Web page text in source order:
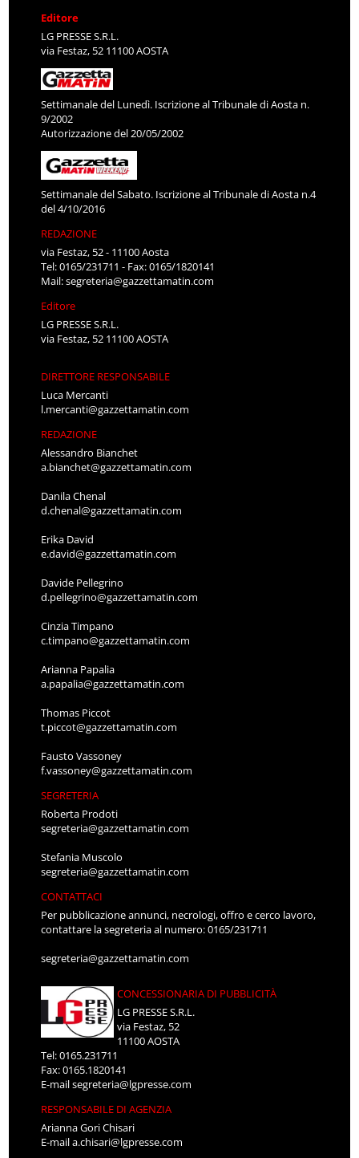
Editore
LG PRESSE S.R.L.
via Festaz, 52 11100 AOSTA
Settimanale del Lunedì. Iscrizione al Tribunale di Aosta n.
9/2002
Autorizzazione del 20/05/2002
Settimanale del Sabato. Iscrizione al Tribunale di Aosta n.4
del 4/10/2016
REDAZIONE
via Festaz, 52 - 11100 Aosta
Tel: 0165/231711 - Fax: 0165/1820141
Mail:segreteria@gazzettamatin.com
Editore
LG PRESSE S.R.L.
via Festaz, 52 11100 AOSTA
DIRETTORE RESPONSABILE
Luca Mercanti
l.mercanti@gazzettamatin.com
REDAZIONE
Alessandro Bianchet
a.bianchet@gazzettamatin.com
Danila Chenal
d.chenal@gazzettamatin.com
Erika David
e.david@gazzettamatin.com
Davide Pellegrino
d.pellegrino@gazzettamatin.com
Cinzia Timpano
c.timpano@gazzettamatin.com
Arianna Papalia
a.papalia@gazzettamatin.com
Thomas Piccot
t.piccot@gazzettamatin.com
Fausto Vassoney
f.vassoney@gazzettamatin.com
SEGRETERIA
Roberta Prodoti
segreteria@gazzettamatin.com
Stefania Muscolo
segreteria@gazzettamatin.com
CONTATTACI
Per pubblicazione annunci, necrologi, offro e cerco lavoro,
contattare la segreteria al numero: 0165/231711
segreteria@gazzettamatin.com
CONCESSIONARIA DI PUBBLICITÀ
LG PRESSE S.R.L.
via Festaz, 52
11100 AOSTA
Tel: 0165.231711
Fax: 0165.1820141
E-mailsegreteria@lgpresse.com
RESPONSABILE DI AGENZIA
Arianna Gori Chisari
E-maila.chisari@lgpresse.com